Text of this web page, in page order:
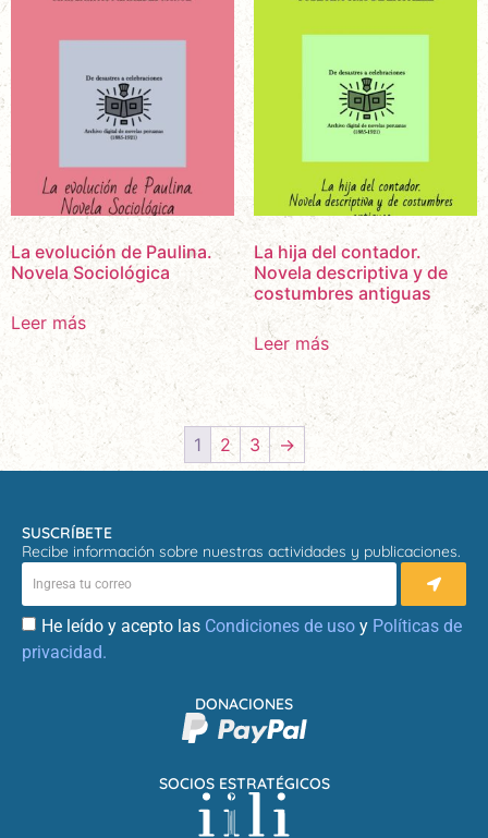
La evolución de Paulina.
Novela Sociológica
Leer más
La hija del contador.
Novela descriptiva y de
costumbres antiguas
Leer más
1 2 3 →
SUSCRÍBETE
Recibe información sobre nuestras actividades y publicaciones.
He leído y acepto las Condiciones de uso y Políticas de
privacidad.
SOCIOS ESTRATÉGICOS
DONACIONES